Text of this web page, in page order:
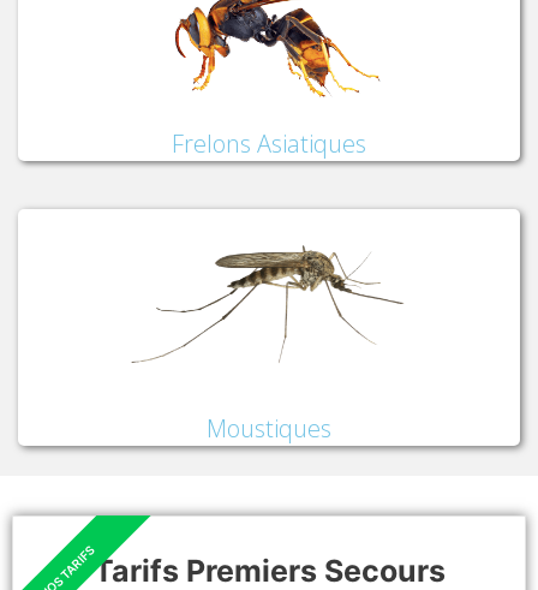
Frelons Asiatiques
Moustiques
Tarifs Premiers Secours